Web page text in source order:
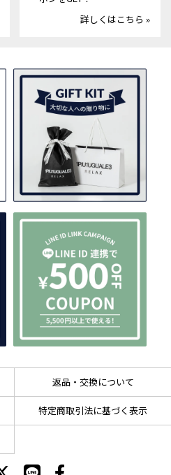
詳しくはこちら »
返品・交換について
特定商取引法に基づく表示